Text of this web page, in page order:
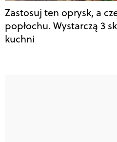
Zastosuj ten oprysk, a
popłochu. Wystarczą 3
kuchni